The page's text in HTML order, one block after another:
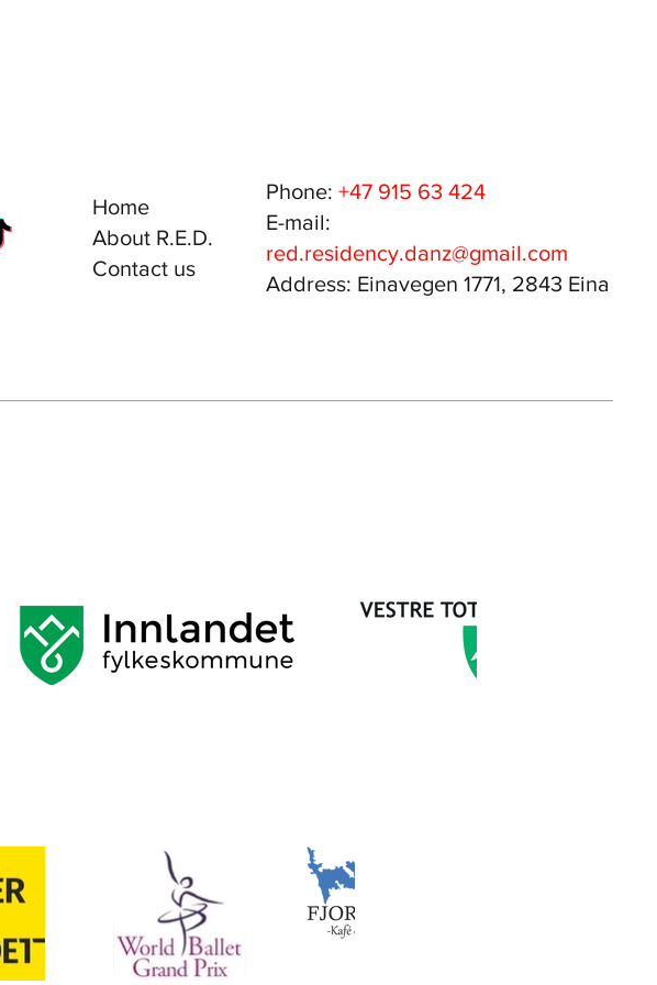
Home
About R.E.D.
Contact us
Phone: +47 915 63 424
E-mail:
red.residency.danz@gmail.com
Address: Einavegen 1771, 2843 Eina